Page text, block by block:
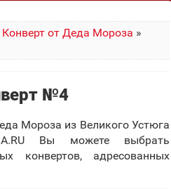
Конверт от Деда Мороза »
№4
Мороза из Великого Устюга
Вы можете выбрать
конвертов, адресованных